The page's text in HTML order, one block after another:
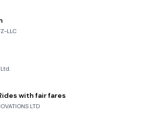
LLC
with fair fares
LTD